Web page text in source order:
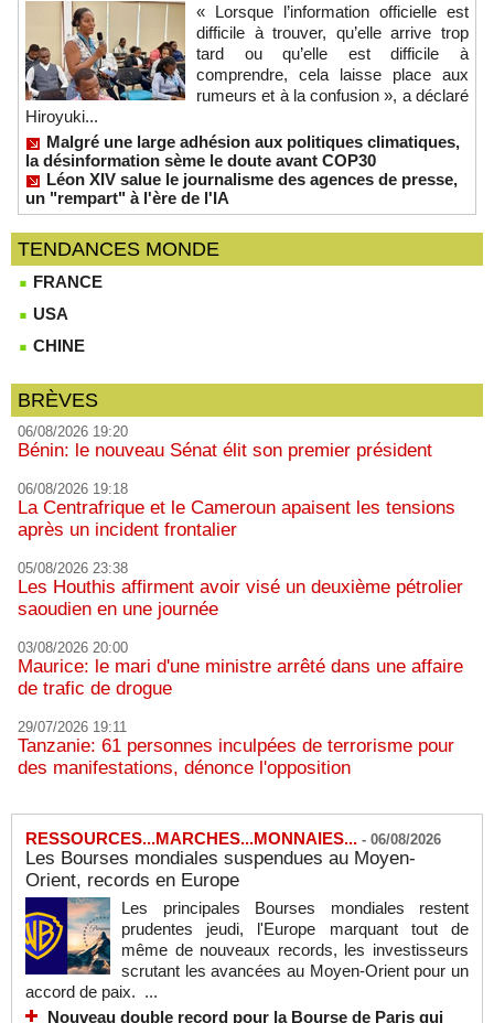
« Lorsque l’information officielle est
difficile à trouver, qu’elle arrive trop
tard ou qu’elle est difficile à
comprendre, cela laisse place aux
rumeurs et à la confusion », a déclaré
Hiroyuki...
Malgré une large adhésion aux politiques climatiques,
la désinformation sème le doute avant COP30
Léon XIV salue le journalisme des agences de presse,
un "rempart" à l'ère de l'IA
TENDANCES MONDE
FRANCE
USA
CHINE
BRÈVES
06/08/2026 19:20
Bénin: le nouveau Sénat élit son premier président
06/08/2026 19:18
La Centrafrique et le Cameroun apaisent les tensions
après un incident frontalier
05/08/2026 23:38
Les Houthis affirment avoir visé un deuxième pétrolier
saoudien en une journée
03/08/2026 20:00
Maurice: le mari d'une ministre arrêté dans une affaire
de trafic de drogue
29/07/2026 19:11
Tanzanie: 61 personnes inculpées de terrorisme pour
des manifestations, dénonce l'opposition
RESSOURCES...MARCHES...MONNAIES... - 06/08/2026
Les Bourses mondiales suspendues au Moyen-
Orient, records en Europe
Les principales Bourses mondiales restent
prudentes jeudi, l'Europe marquant tout de
même de nouveaux records, les investisseurs
scrutant les avancées au Moyen-Orient pour un
accord de paix. ...
Nouveau double record pour la Bourse de Paris qui